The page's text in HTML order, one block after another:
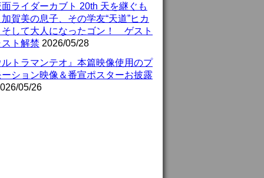
面ライダーカブト 20th 天を継ぐも
賀美の息子、その学友“天道”ヒカ
そして大人になったゴン！ ゲスト
スト解禁 2026/05/28
ルトラマンテオ』本篇映像使用のプ
ーション映像＆番宣ポスターお披露
05/26